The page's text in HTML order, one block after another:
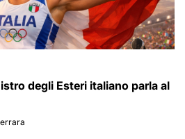
degli Esteri italiano parla al